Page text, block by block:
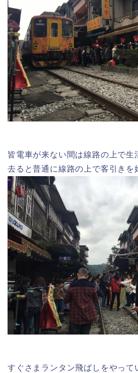
皆電車が来ない間は線路の上で生
去ると普通に線路の上で客引きを
すぐさまランタン飛ばしをやって